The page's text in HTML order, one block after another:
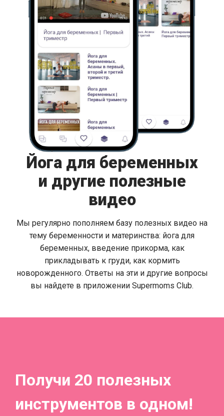
Йога для беременных
и другие полезные
видео
Мы регулярно пополняем базу полезных видео на
тему беременности и материнства: йога для
беременных, введение прикорма, как
прикладывать к груди, как кормить
новорожденного. Ответы на эти и другие вопросы
вы найдете в приложении Supermoms Club.
Получи 20 полезных
инструментов в одном!